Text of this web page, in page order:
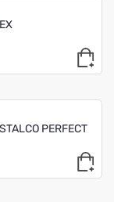
PERFECT